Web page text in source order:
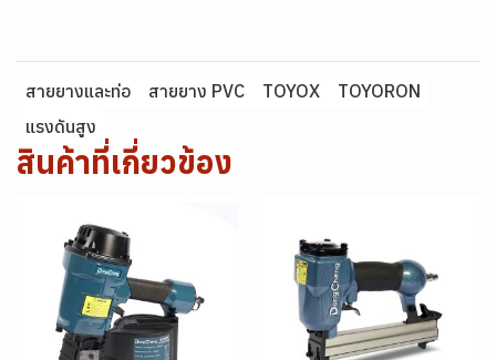
สายยางและท่อ สายยาง PVC TOYOX
TOYORON
แรงดันสูง
สินค้าที่เกี่ยวข้อง